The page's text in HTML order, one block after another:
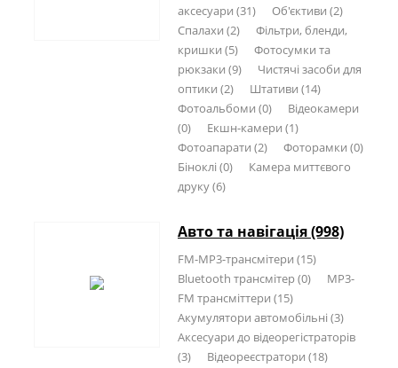
аксесуари (31)
Об'єктиви (2)
Спалахи (2)
Фільтри, бленди,
кришки (5)
Фотосумки та
рюкзаки (9)
Чистячі засоби для
оптики (2)
Штативи (14)
Фотоальбоми (0)
Відеокамери
(0)
Екшн-камери (1)
Фотоапарати (2)
Фоторамки (0)
Біноклі (0)
Камера миттєвого
друку (6)
Авто та навігація (998)
FM-MP3-трансмітери (15)
Bluetooth трансмітер (0)
MP3-
FM трансміттери (15)
Акумулятори автомобільні (3)
Аксесуари до відеорегістраторів
(3)
Відеореєстратори (18)